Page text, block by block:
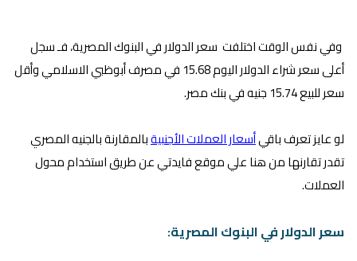
وفي نفس الوقت اختلفت سعر الدولار في البنوك المصرية، فـ سجل
أعلى سعر شراء الدولار اليوم 15.68 في مصرف أبوظبي الاسلامي وأقل
سعر للبيع 15.74 جنيه في بنك مصر.
لو عايز تعرف باقيأسعار العملات الأجنبيةبالمقارنة بالجنيه المصري
تقدر تقارنها من هنا علي موقع فايدتي عن طريق استخدام محول
العملات.
سعر الدولار في البنوك المصرية: